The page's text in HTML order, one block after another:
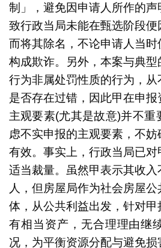
制」，避免因申请人所作的
致行政当局未能在甄选阶段
而将其除名，不论申请人当
构成欺诈。另外，本案与典
行为非属处罚性质的行为，从
是否存在过错，因此甲在申
主观要素(尤其是故意)并不重
虑不实申报的主观要素，不
有效。事实上，行政当局已对
适当裁量。虽然甲表示其收
人，但房屋局作为社会房屋
体，从公共利益出发，针对
有相当资产，无合理理由继
况，为平衡资源分配与避免